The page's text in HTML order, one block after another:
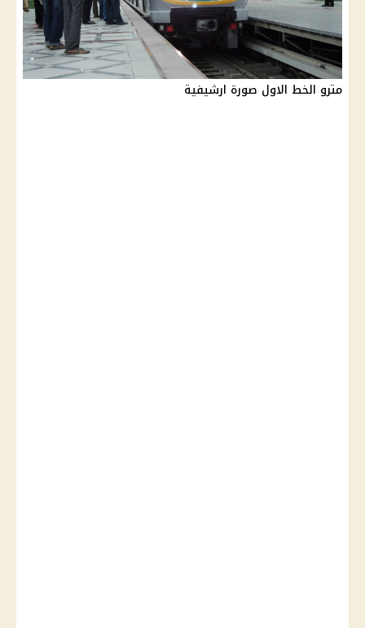
مترو الخط الاول صورة ارشيفية